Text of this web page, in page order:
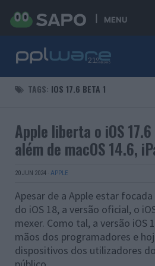
MENU
TAGS: IOS 17.6 BETA 1
Apple liberta o iOS
além de macOS 14.6,
20 JUN 2024 · APPLE
Apesar de a Apple estar
do iOS 18, a versão oficial, o
mexer. Como tal, a versão iOS
mãos dos programadores e
dispositivos dos utilizadores